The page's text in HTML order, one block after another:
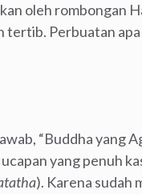
oleh rombongan
Perbuatan
“Buddha yang
ucapan yang penuh
). Karena sudah